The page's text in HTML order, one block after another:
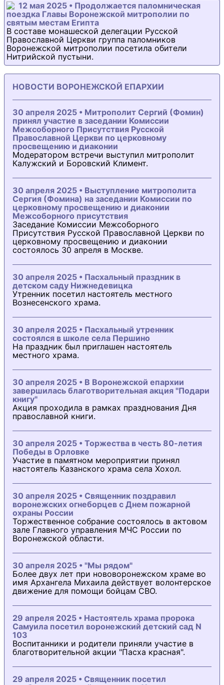
12 мая 2025 • Продолжается паломническая
поездка Главы Воронежской митрополии по
святым местам Египта
В составе монашеской делегации Русской
Православной Церкви группа паломников
Воронежской митрополии посетила обители
Нитрийской пустыни.
НОВОСТИ ВОРОНЕЖСКОЙ ЕПАРХИИ
30 апреля 2025 • Митрополит Сергий (Фомин)
принял участие в заседании Комиссии
Межсоборного Присутствия Русской
Православной Церкви по церковному
просвещению и диаконии
Модератором встречи выступил митрополит
Калужский и Боровский Климент.
30 апреля 2025 • Выступление митрополита
Сергия (Фомина) на заседании Комиссии по
церковному просвещению и диаконии
Межсоборного присутствия
Заседание Комиссии Межсоборного
Присутствия Русской Православной Церкви по
церковному просвещению и диаконии
состоялось 30 апреля в Москве.
30 апреля 2025 • Пасхальный праздник в
детском саду Нижнедевицка
Утренник посетил настоятель местного
Вознесенского храма.
30 апреля 2025 • Пасхальный утренник
состоялся в школе села Першино
На праздник был приглашен настоятель
местного храма.
30 апреля 2025 • В Воронежской епархии
завершилась благотворительная акция "Подари
книгу"
Акция проходила в рамках празднования Дня
православной книги.
30 апреля 2025 • Торжества в честь 80-летия
Победы в Орловке
Участие в памятном мероприятии принял
настоятель Казанского храма села Хохол.
30 апреля 2025 • Священник поздравил
воронежских огнеборцев с Днем пожарной
охраны России
Торжественное собрание состоялось в актовом
зале Главного управления МЧС России по
Воронежской области.
30 апреля 2025 • "Мы рядом"
Более двух лет при нововоронежском храме во
имя Архангела Михаила действует волонтерское
движение для помощи бойцам СВО.
29 апреля 2025 • Настоятель храма пророка
Самуила посетил воронежский детский сад N
103
Воспитанники и родители приняли участие в
благотворительной акции "Пасха красная".
29 апреля 2025 • Священник посетил